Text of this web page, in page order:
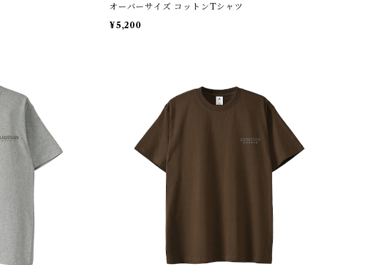
オーバーサイズ コットンTシャツ
¥5,200